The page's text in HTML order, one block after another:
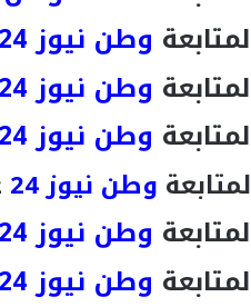
لمتابعة وطن نيوز 24
لمتابعة وطن نيوز 24
لمتابعة وطن نيوز 24
لمتابعة وطن نيوز 24
لمتابعة وطن نيوز 24
لمتابعة وطن نيوز 24